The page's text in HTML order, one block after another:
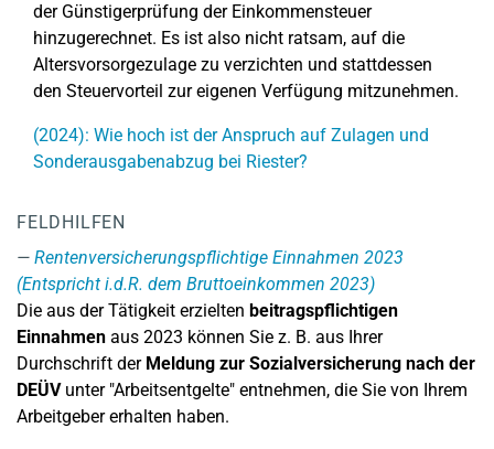
der Günstigerprüfung der Einkommensteuer
hinzugerechnet. Es ist also nicht ratsam, auf die
Altersvorsorgezulage zu verzichten und stattdessen
den Steuervorteil zur eigenen Verfügung mitzunehmen.
(2024): Wie hoch ist der Anspruch auf Zulagen und
Sonderausgabenabzug bei Riester?
FELDHILFEN
Rentenversicherungspflichtige Einnahmen 2023
(Entspricht i.d.R. dem Bruttoeinkommen 2023)
Die aus der Tätigkeit erzielten beitragspflichtigen
Einnahmen aus 2023 können Sie z. B. aus Ihrer
Durchschrift der Meldung zur Sozialversicherung nach der
DEÜVunter "Arbeitsentgelte" entnehmen, die Sie von Ihrem
Arbeitgeber erhalten haben.